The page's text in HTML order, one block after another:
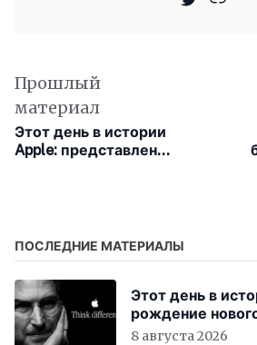
Прошлый
материал
Этот день в истории
Apple: представлен
ПОСЛЕДНИЕ МАТЕРИАЛЫ
Этот день в
рождение
Different»
8 августа 2026